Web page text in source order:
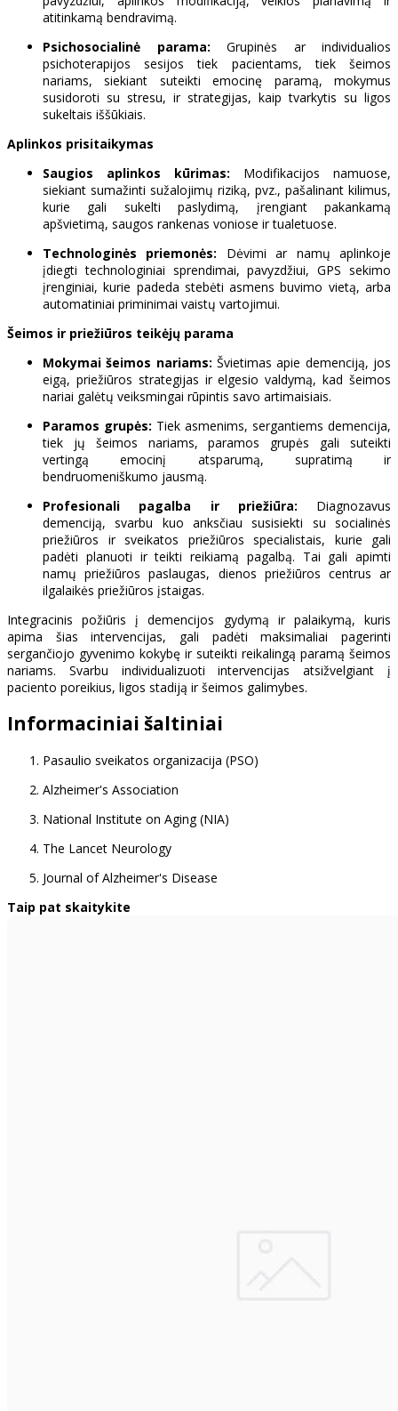
atitinkamą bendravimą.
Psichosocialinė parama: Grupinės ar individualios
psichoterapijos sesijos tiek pacientams, tiek šeimos
nariams, siekiant suteikti emocinę paramą, mokymus
susidoroti su stresu, ir strategijas, kaip tvarkytis su ligos
sukeltais iššūkiais.
Aplinkos prisitaikymas
Saugios aplinkos kūrimas: Modifikacijos namuose,
siekiant sumažinti sužalojimų riziką, pvz., pašalinant kilimus,
kurie gali sukelti paslydimą, įrengiant pakankamą
apšvietimą, saugos rankenas voniose ir tualetuose.
Technologinės priemonės: Dėvimi ar namų aplinkoje
įdiegti technologiniai sprendimai, pavyzdžiui, GPS sekimo
įrenginiai, kurie padeda stebėti asmens buvimo vietą, arba
automatiniai priminimai vaistų vartojimui.
Šeimos ir priežiūros teikėjų parama
Mokymai šeimos nariams: Švietimas apie demenciją, jos
eigą, priežiūros strategijas ir elgesio valdymą, kad šeimos
nariai galėtų veiksmingai rūpintis savo artimaisiais.
Paramos grupės: Tiek asmenims, sergantiems demencija,
tiek jų šeimos nariams, paramos grupės gali suteikti
vertingą emocinį atsparumą, supratimą ir
bendruomeniškumo jausmą.
Profesionali pagalba ir priežiūra: Diagnozavus
demenciją, svarbu kuo anksčiau susisiekti su socialinės
priežiūros ir sveikatos priežiūros specialistais, kurie gali
padėti planuoti ir teikti reikiamą pagalbą. Tai gali apimti
namų priežiūros paslaugas, dienos priežiūros centrus ar
ilgalaikės priežiūros įstaigas.
Integracinis požiūris į demencijos gydymą ir palaikymą, kuris
apima šias intervencijas, gali padėti maksimaliai pagerinti
sergančiojo gyvenimo kokybę ir suteikti reikalingą paramą šeimos
nariams. Svarbu individualizuoti intervencijas atsižvelgiant į
paciento poreikius, ligos stadiją ir šeimos galimybes.
Informaciniai šaltiniai
Pasaulio sveikatos organizacija (PSO)
Alzheimer's Association
National Institute on Aging (NIA)
The Lancet Neurology
Journal of Alzheimer's Disease
Taip pat skaitykite